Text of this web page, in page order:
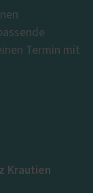
Termin mit
Krautien